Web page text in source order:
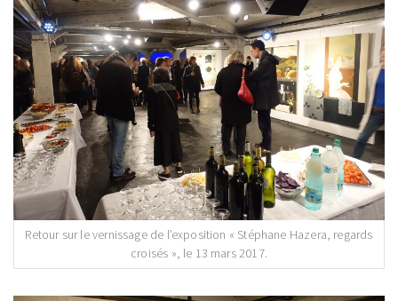
Retour sur le vernissage de l’exposition « Stéphane Hazera, regards
croisés », le 13 mars 2017.